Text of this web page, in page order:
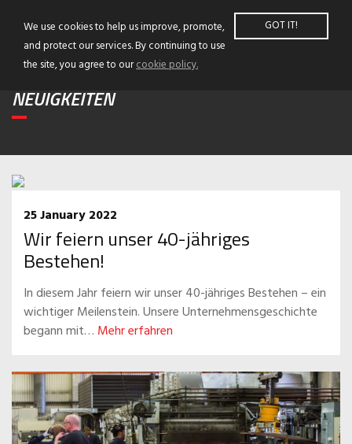
GOT IT!
We use cookies to help us improve, promote,
and protect our services. By continuing to use
the site, you agree to ourcookie policy.
NEUIGKEITEN
25 January 2022
Wir feiern unser 40-jähriges
Bestehen!
In diesem Jahr feiern wir unser 40-jähriges Bestehen – ein
wichtiger Meilenstein. Unsere Unternehmensgeschichte
begann mit… Mehr erfahren